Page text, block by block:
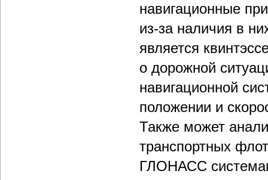
навигационные
из-за наличия в
является
о дорожной
навигационной
положении и
Также может
транспортных
ГЛОНАСС